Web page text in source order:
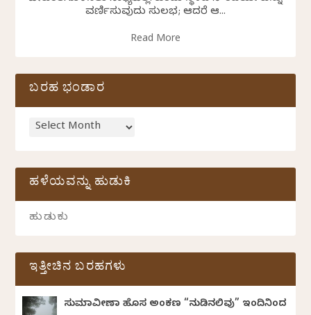
ವರ್ಣಿಸುವುದು ಸುಲಭ; ಆದರೆ ಆ...
Read More
ಬರಹ ಭಂಡಾರ
ಹಳೆಯವನ್ನು ಹುಡುಕಿ
ಇತ್ತೀಚಿನ ಬರಹಗಳು
ಸುಮಾವೀಣಾ ಹೊಸ ಅಂಕಣ “ನುಡಿನಲಿವು” ಇಂದಿನಿಂದ